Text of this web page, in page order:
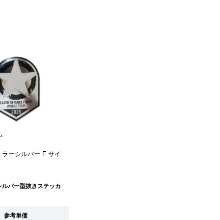
ーシルバー F サイ
ルバー型抜きステッカ
参考単価